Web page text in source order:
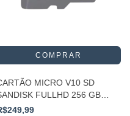
MICRO V10 SD
FULLHD 256 GB